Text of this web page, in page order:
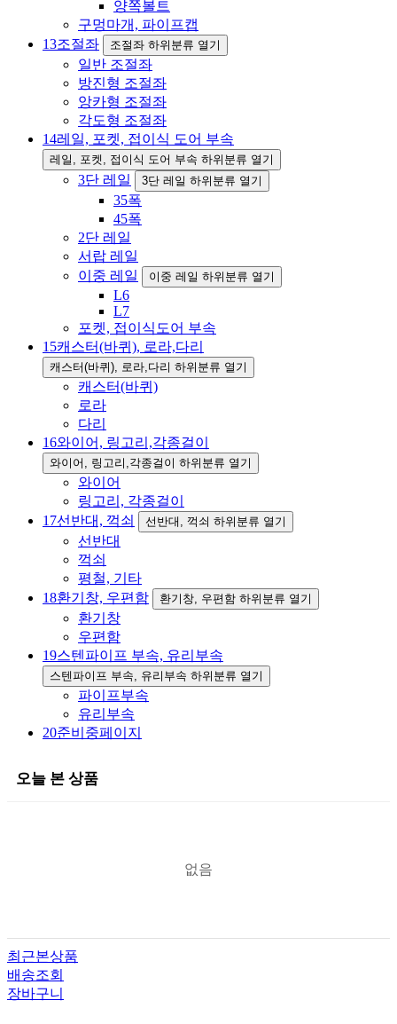
양쪽볼트
구멍마개, 파이프캡
13조절좌 조절좌 하위분류 열기
일반 조절좌
방진형 조절좌
앙카형 조절좌
각도형 조절좌
14레일, 포켓, 접이식 도어 부속
레일, 포켓, 접이식 도어 부속 하위분류 열기
3단 레일 3단 레일 하위분류 열기
35폭
45폭
2단 레일
서랍 레일
이중 레일
이중 레일 하위분류 열기
L6
L7
포켓, 접이식도어 부속
15캐스터(바퀴), 로라,다리
캐스터(바퀴), 로라,다리 하위분류 열기
캐스터(바퀴)
로라
다리
16와이어, 링고리,각종걸이
와이어, 링고리,각종걸이 하위분류 열기
와이어
링고리, 각종걸이
17선반대, 꺽쇠 선반대, 꺽쇠 하위분류 열기
선반대
꺽쇠
평철, 기타
18환기창, 우편함 환기창, 우편함 하위분류 열기
환기창
우편함
19스텐파이프 부속, 유리부속
스텐파이프 부속, 유리부속 하위분류 열기
파이프부속
유리부속
20준비중페이지
오늘 본 상품
없음
최근본상품
배송조회
장바구니